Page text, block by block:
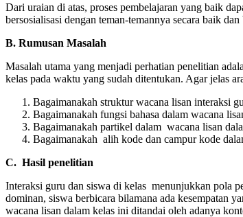
Dari uraian di atas, proses pembelajaran yang baik
bersosialisasi dengan teman-temannya secara baik
B. Rumusan Masalah
Masalah utama yang menjadi perhatian penelitian
kelas pada waktu yang sudah ditentukan. Agar jelas
Bagaimanakah struktur wacana lisan interaksi
Bagaimanakah fungsi bahasa dalam wacana
Bagaimanakah partikel dalam wacana lisan
Bagaimanakah alih kode dan campur kode
C. Hasil penelitian
Interaksi guru dan siswa di kelas menunjukkan pola
dominan, siswa berbicara bilamana ada kesempatan
wacana lisan dalam kelas ini ditandai oleh adanya